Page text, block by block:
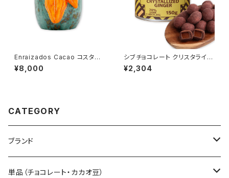
Enraizados Cacao コスタリ
カ産 ハンドメイド陶器カップ
¥8,000
シブチョコレート クリスタライズ
ドジンジャー カバードチョコレ
ート カカオ 82% SibuChocol
¥2,304
CATEGORY
ブランド
Sibu CHOCOLATE シブ チョコレート
単品（チョコレート・カカオ豆）